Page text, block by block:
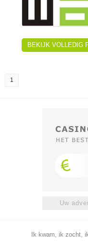
BEKIJK VOLLEDIG
1
Uw
Ik kwam, ik zocht,